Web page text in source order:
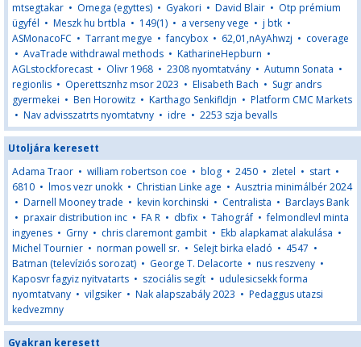
mtsegtakar • Omega (egyttes) • Gyakori • David Blair • Otp prémium
ügyfél • Meszk hu brtbla • 149(1) • a verseny vege • j btk •
ASMonacoFC • Tarrant megye •fancybox • 62,01,nAyAhwzj • coverage
• AvaTrade withdrawal methods • KatharineHepburn •
AGLstockforecast • Olivr 1968 • 2308 nyomtatvány • Autumn Sonata •
regionlis • Operettsznhz msor 2023 • Elisabeth Bach • Sugr andrs
gyermekei • Ben Horowitz • Karthago Senkifldjn • Platform CMC Markets
• Nav advisszatrts nyomtatvny • idre • 2253 szja bevalls
Utoljára keresett
Adama Traor • william robertson coe • blog • 2450 • zletel • start •
6810 • lmos vezr unokk • Christian Linke age • Ausztria minimálbér 2024
• Darnell Mooney trade • kevin korchinski • Centralista • Barclays Bank
• praxair distribution inc • FA R • dbfix • Tahográf •felmondlevl minta
ingyenes • Grny • chris claremont gambit • Ekb alapkamat alakulása •
Michel Tournier • norman powell sr. • Selejt birka eladó • 4547 •
Batman (televíziós sorozat) • George T. Delacorte • nus reszveny •
Kaposvr fagyiz nyitvatarts • szociális segít • udulesicsekk forma
nyomtatvany • vilgsiker • Nak alapszabály 2023 • Pedaggus utazsi
kedvezmny
Gyakran keresett